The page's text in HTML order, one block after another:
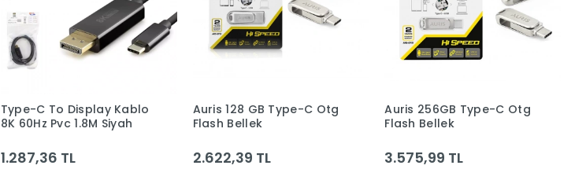
Type-C To Display Kablo
8K 60Hz Pvc 1.8M Siyah
1.287,36 TL
Auris 128 GB Type-C Otg
Flash Bellek
2.622,39 TL
Auris 256GB Type-C Otg
Flash Bellek
3.575,99 TL